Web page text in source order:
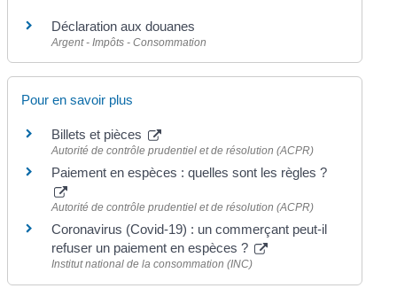
Déclaration aux douanes
Argent - Impôts - Consommation
Pour en savoir plus
Billets et pièces
Autorité de contrôle prudentiel et de résolution (ACPR)
Paiement en espèces : quelles sont les règles ?
Autorité de contrôle prudentiel et de résolution (ACPR)
Coronavirus (Covid-19) : un commerçant peut-il
refuser un paiement en espèces ?
Institut national de la consommation (INC)